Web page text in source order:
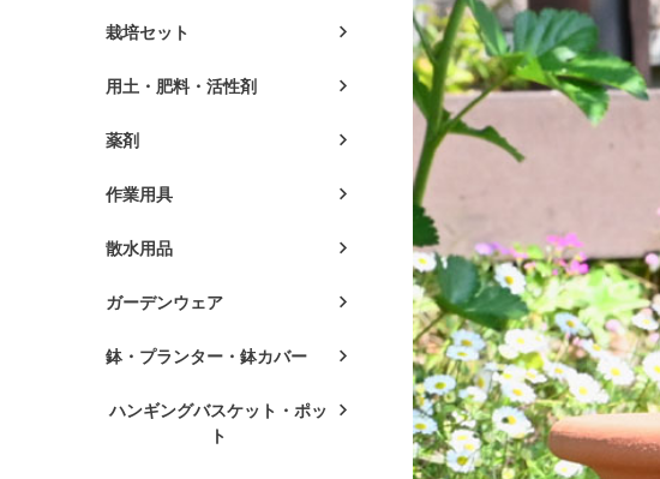
栽培セット
用土・肥料・活性剤
薬剤
作業用具
散水用品
ガーデンウェア
鉢・プランター・鉢カバー
ハンギングバスケット・ポッ
ト